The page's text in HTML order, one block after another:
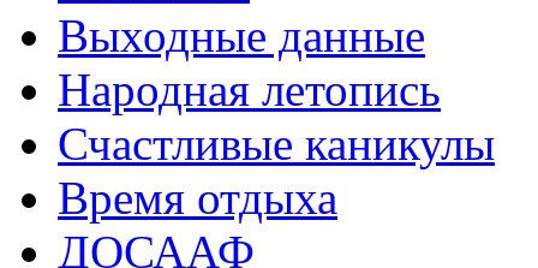
Выходные данные
Народная летопись
Счастливые каникулы
Время отдыха
ДОСААФ